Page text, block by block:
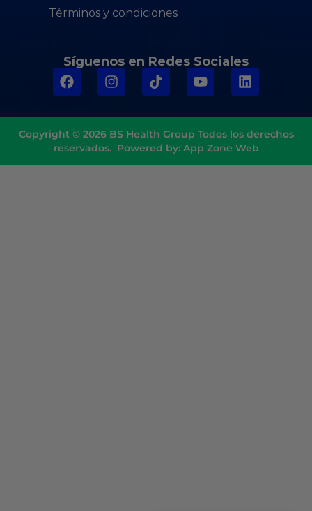
Términos y condiciones
Síguenos en Redes Sociales
Copyright © 2026 BS Health Group Todos los derechos
reservados. Powered by: App Zone Web